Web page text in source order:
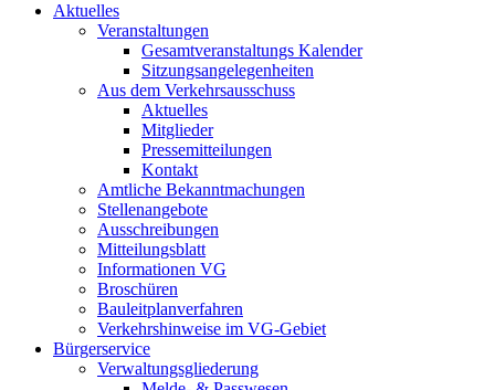
Aktuelles
Veranstaltungen
Gesamtveranstaltungs Kalender
Sitzungsangelegenheiten
Aus dem Verkehrsausschuss
Aktuelles
Mitglieder
Pressemitteilungen
Kontakt
Amtliche Bekanntmachungen
Stellenangebote
Ausschreibungen
Mitteilungsblatt
Informationen VG
Broschüren
Bauleitplanverfahren
Verkehrshinweise im VG-Gebiet
Bürgerservice
Verwaltungsgliederung